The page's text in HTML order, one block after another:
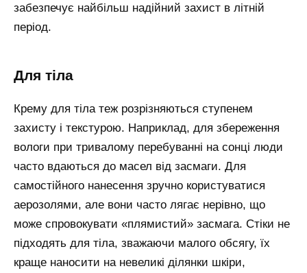
забезпечує найбільш надійний захист в літній
період.
для тіла
Крему для тіла теж розрізняються ступенем
захисту і текстурою. Наприклад, для збереження
вологи при тривалому перебуванні на сонці люди
часто вдаються до масел від засмаги. Для
самостійного нанесення зручно користуватися
аерозолями, але вони часто лягає нерівно, що
може спровокувати «плямистий» засмага. Стіки не
підходять для тіла, зважаючи малого обсягу, їх
краще наносити на невеликі ділянки шкіри,